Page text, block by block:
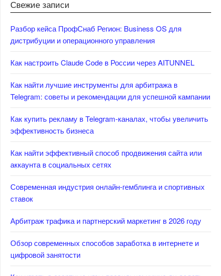
Свежие записи
Разбор кейса ПрофСнаб Регион: Business OS для
дистрибуции и операционного управления
Как настроить Claude Code в России через AITUNNEL
Как найти лучшие инструменты для арбитража в
Telegram: советы и рекомендации для успешной кампании
Как купить рекламу в Telegram-каналах, чтобы увеличить
эффективность бизнеса
Как найти эффективный способ продвижения сайта или
аккаунта в социальных сетях
Современная индустрия онлайн-гемблинга и спортивных
ставок
Арбитраж трафика и партнерский маркетинг в 2026 году
Обзор современных способов заработка в интернете и
цифровой занятости